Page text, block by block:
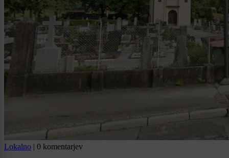
Lokalno | 0 komentarjev